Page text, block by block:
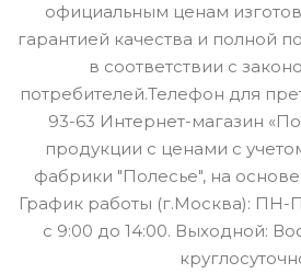
официальным ценам
гарантией качества и полной
в соответствии с
потребителей.Телефон для
93-63 Интернет-магазин
продукции с ценами с
фабрики "Полесье", на
График работы (г.Москва): ПН-
с 9:00 до 14:00. Выходной: